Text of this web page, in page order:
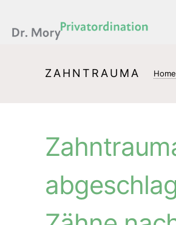
ZAHNTRAUMA Home